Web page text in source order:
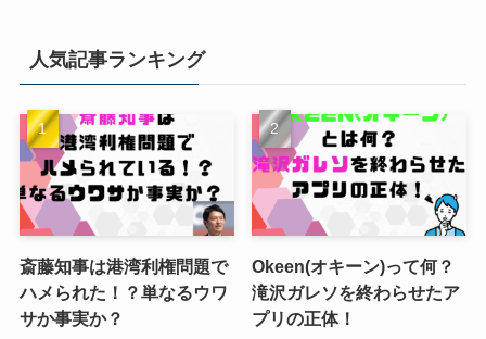
人気記事ランキング
斎藤知事は港湾利権問題で
ハメられた！？単なるウワ
サか事実か？
Okeen(オキーン)って何？
滝沢ガレソを終わらせたア
プリの正体！